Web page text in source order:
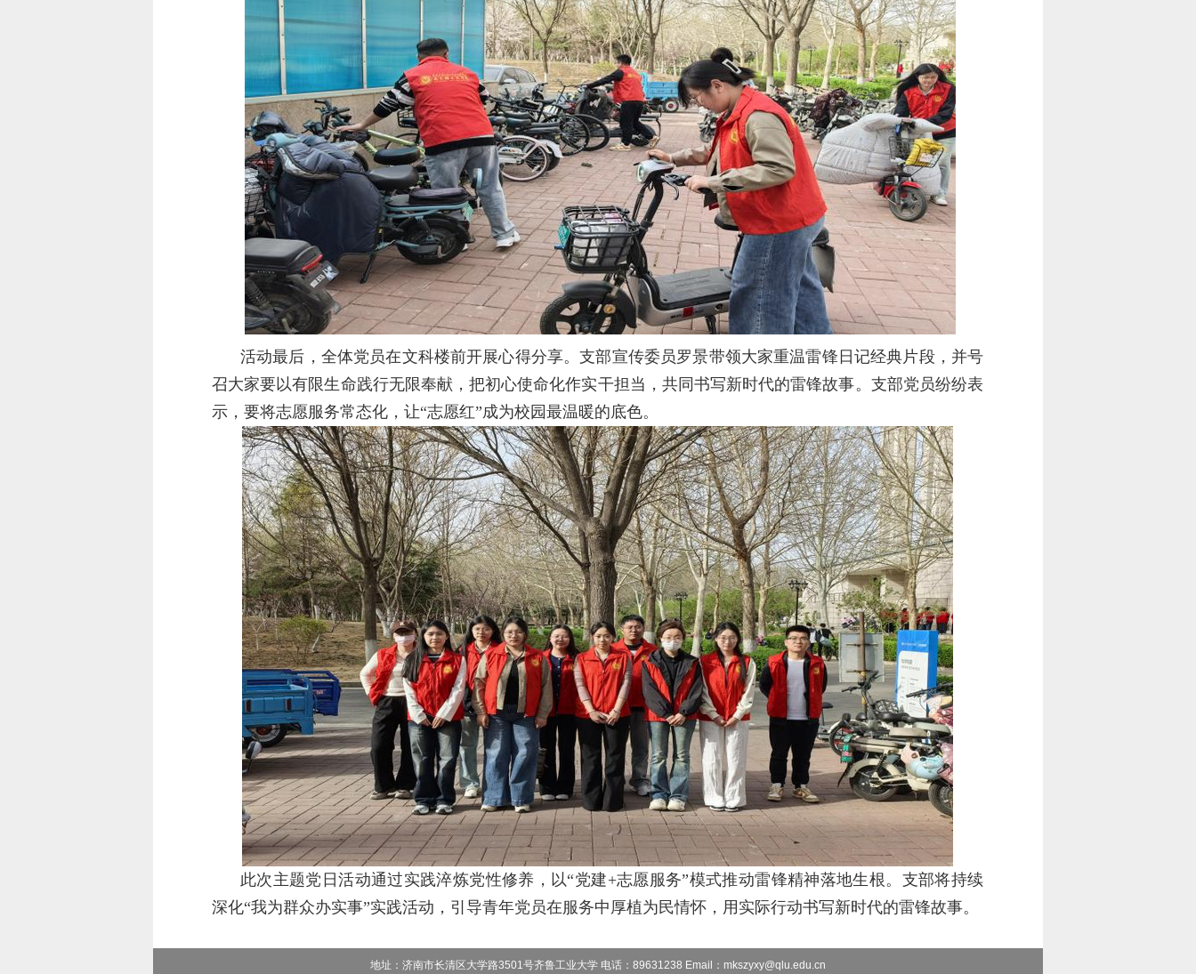
活动最后，全体党员在文科楼前开展心得分享。支部宣传委员罗景带领大家重温雷锋日记经典片段，并号
召大家要以有限生命践行无限奉献，把初心使命化作实干担当，共同书写新时代的雷锋故事。支部党员纷纷表
示，要将志愿服务常态化，让“志愿红”成为校园最温暖的底色。
此次主题党日活动通过实践淬炼党性修养，以“党建+志愿服务”模式推动雷锋精神落地生根。支部将持续
深化“我为群众办实事”实践活动，引导青年党员在服务中厚植为民情怀，用实际行动书写新时代的雷锋故事。
地址：济南市长清区大学路3501号齐鲁工业大学 电话：89631238 Email：mkszyxy@qlu.edu.cn